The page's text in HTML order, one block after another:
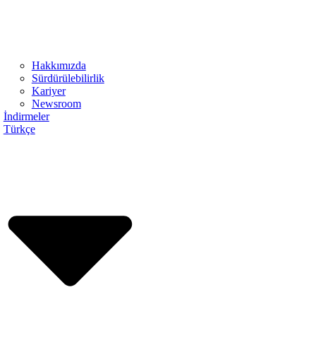
Hakkımızda
Sürdürülebilirlik
Kariyer
Newsroom
İndirmeler
Türkçe